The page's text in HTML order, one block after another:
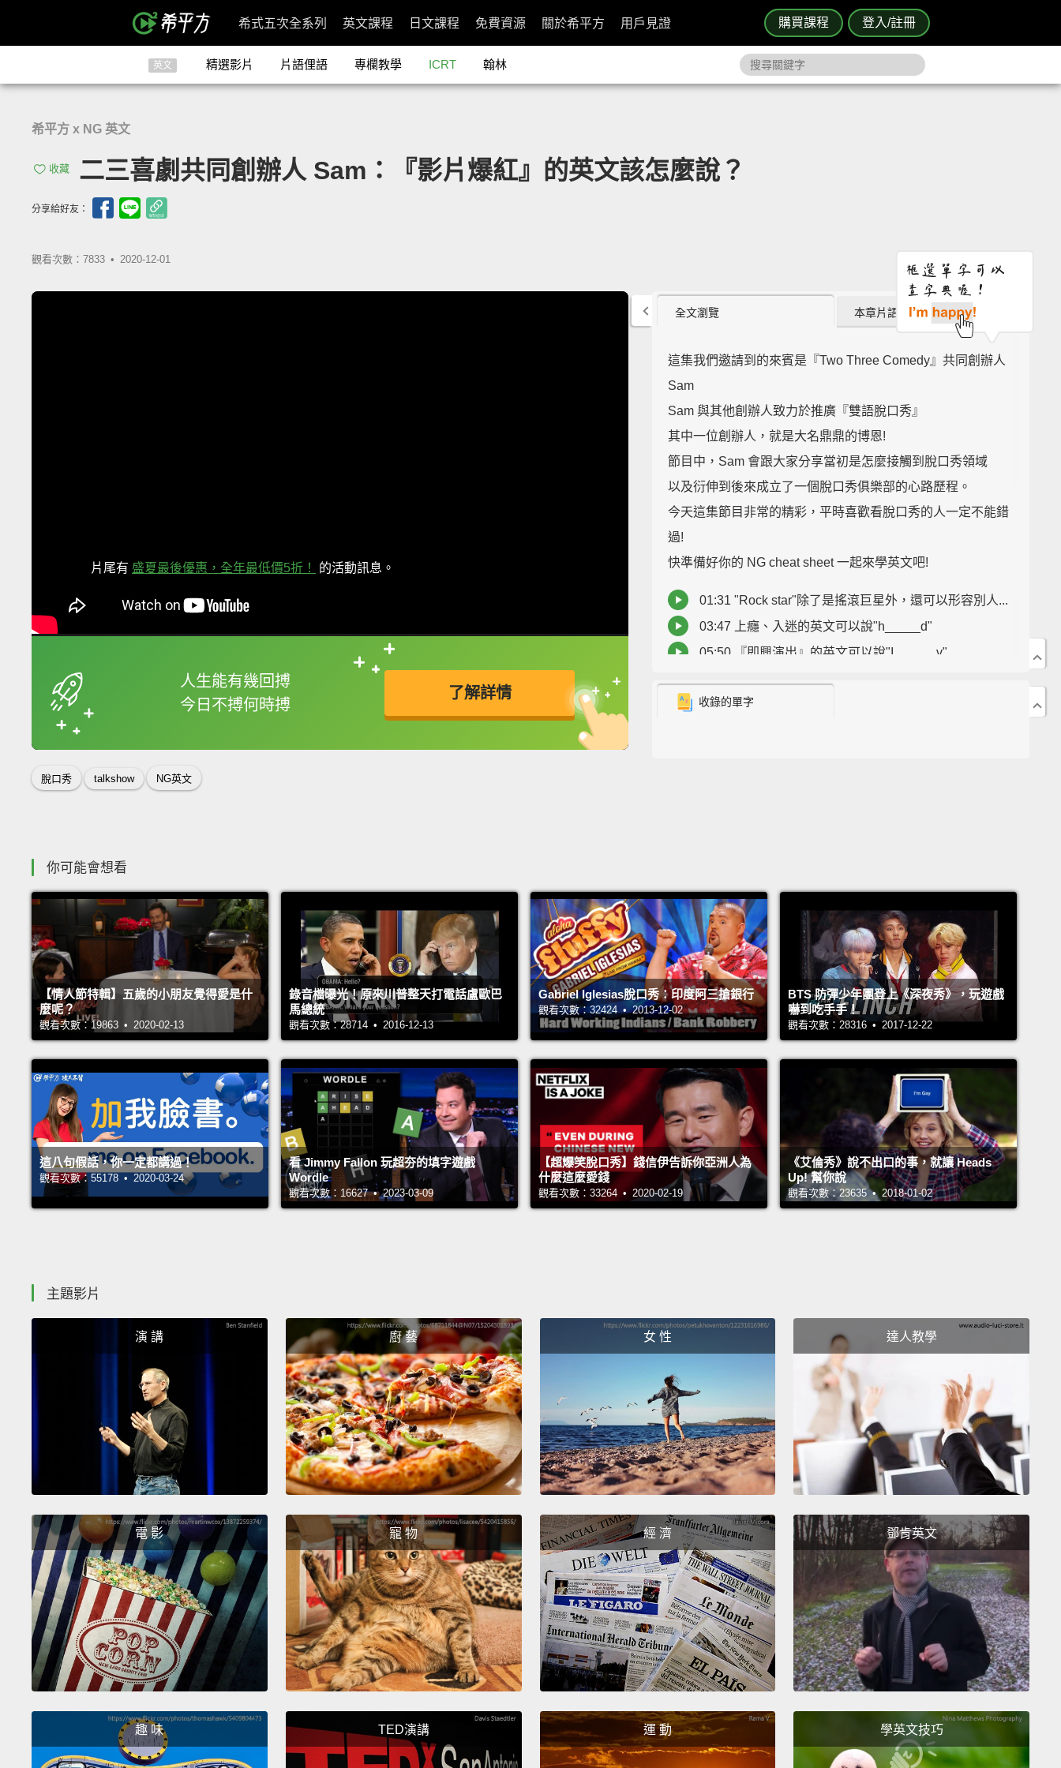
購買課程 登入/註冊
希式五次全系列 英文課程 日文課程 免費資源 關於希平方 用戶見證
英文 精選影片 片語俚語 專欄教學 ICRT 翰林
希平方 x NG 英文
收藏 二三喜劇共同創辦人 Sam：『影片爆紅』的英文該怎麼說？
分享給好友：
觀看次數：7833 • 2020-12-01
片尾有 盛夏最後優惠，全年最低價5折！ 的活動訊息。
人生能有幾回搏
今日不搏何時搏
了解詳情
框選或點兩下字幕可以直接查字典喔！
脫口秀 talkshow NG英文
全文瀏覽 本章片語 (0)
這集我們邀請到的來賓是『Two Three Comedy』共同創辦人
Sam
Sam 與其他創辦人致力於推廣『雙語脫口秀』
其中一位創辦人，就是大名鼎鼎的博恩!
節目中，Sam 會跟大家分享當初是怎麼接觸到脫口秀領域
以及衍伸到後來成立了一個脫口秀俱樂部的心路歷程。
今天這集節目非常的精彩，平時喜歡看脫口秀的人一定不能錯
過!
快準備好你的 NG cheat sheet 一起來學英文吧!
01:31 "Rock star"除了是搖滾巨星外，還可以形容別人...
03:47 上癮、入迷的英文可以說"h_____d"
05:50 『即興演出』的英文可以說"I______v"
08:00 "Twofold"、"Threefold"的中文是什麼意思呢?
主持人：John Drummond 陽昊恩
來賓：Sam
翻譯：Angela Ma
#NG英文#脫口秀#talkshow
收錄的單字
你可能會想看
【情人節特輯】五歲的小朋友覺得愛是什
麼呢？
觀看次數：19863 • 2020-02-13
錄音檔曝光！原來川普整天打電話盧歐巴
馬總統
觀看次數：28714 • 2016-12-13
Gabriel Iglesias脫口秀：印度阿三搶銀行
觀看次數：32424 • 2013-12-02
BTS 防彈少年團登上《深夜秀》，玩遊戲
嚇到吃手手！
觀看次數：28316 • 2017-12-22
這八句假話，你一定都講過！
觀看次數：55178 • 2020-03-24
看 Jimmy Fallon 玩超夯的填字遊戲
Wordle
觀看次數：16627 • 2023-03-09
【超爆笑脫口秀】錢信伊告訴你亞洲人為
什麼這麼愛錢
觀看次數：33264 • 2020-02-19
《艾倫秀》說不出口的事，就讓 Heads
Up! 幫你說
觀看次數：23635 • 2018-01-02
主題影片
演 講 廚 藝 女 性 達人教學
電 影 寵 物 經 濟 鄧肯英文
趣 味 TED演講 運 動 學英文技巧